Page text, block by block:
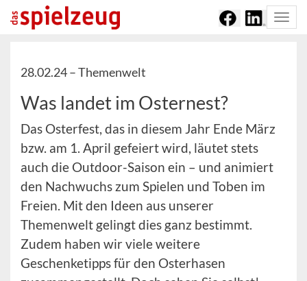
28.02.24 –Themenwelt
Was landet im Osternest?
Das Osterfest, das in diesem Jahr Ende März
bzw. am 1. April gefeiert wird, läutet stets
auch die Outdoor-Saison ein – und animiert
den Nachwuchs zum Spielen und Toben im
Freien. Mit den Ideen aus unserer
Themenwelt gelingt dies ganz bestimmt.
Zudem haben wir viele weitere
Geschenketipps für den Osterhasen